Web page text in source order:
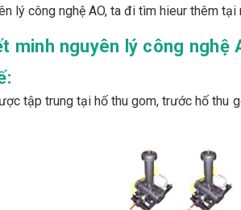
lý công nghệ AO, ta đi tìm hieur thêm
minh nguyên lý công
tập trung tại hố thu gom, trước hố thu